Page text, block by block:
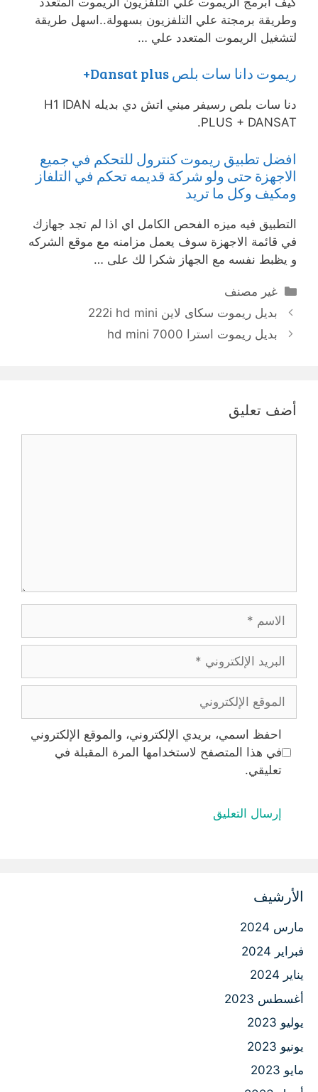
وطريقة برمجتة علي التلفزيون بسهولة..اسهل طريقة
لتشغيل الريموت المتعدد علي …
ريموت دانا سات بلص Dansat plus+
دنا سات بلص رسيفر ميني اتش دي بديله H1 IDAN
PLUS + DANSAT.
افضل تطبيق ريموت كنترول للتحكم في جميع
الاجهزة حتى ولو شركة قديمه تحكم في التلفاز
ومكيف وكل ما تريد
التطبيق فيه ميزه الفحص الكامل اي اذا لم تجد جهازك
في قائمة الاجهزة سوف يعمل مزامنه مع موقع الشركه
و يظبط نفسه مع الجهاز شكرا لك على …
التصنيفات
غير مصنف
بديل ريموت سكاى لاين 222i hd mini
بديل ريموت استرا 7000 hd mini
أضف تعليق
الإلكتروني
الإلكتروني
احفظ اسمي، بريدي الإلكتروني، والموقع الإلكتروني
في هذا المتصفح لاستخدامها المرة المقبلة في
تعليقي.
الأرشيف
مارس 2024
فبراير 2024
يناير 2024
أغسطس 2023
يوليو 2023
يونيو 2023
مايو 2023